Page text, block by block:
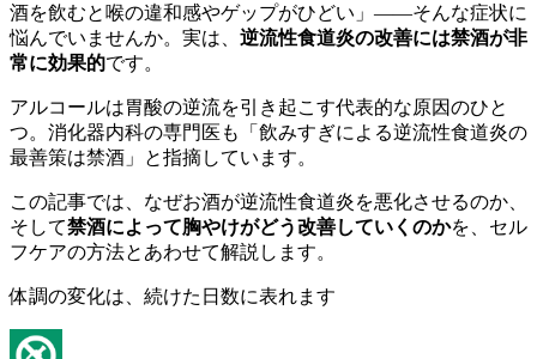
酒を飲むと喉の違和感やゲップがひどい」——そんな症状に
悩んでいませんか。実は、 逆流性食道炎の改善には禁酒が非
常に効果的です。
アルコールは胃酸の逆流を引き起こす代表的な原因のひと
つ。消化器内科の専門医も「飲みすぎによる逆流性食道炎の
最善策は禁酒」と指摘しています。
この記事では、なぜお酒が逆流性食道炎を悪化させるのか、
そして禁酒によって胸やけがどう改善していくのかを、セル
フケアの方法とあわせて解説します。
体調の変化は、続けた日数に表れます